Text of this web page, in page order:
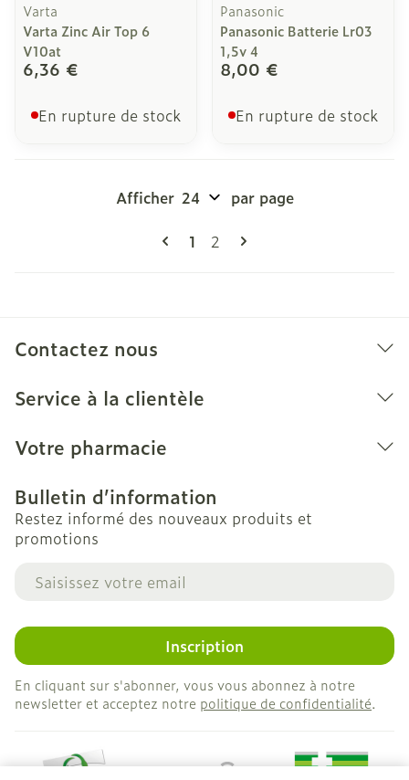
Varta
Varta Zinc Air Top 6
V10at
6,36 €
En rupture de stock
Panasonic
Panasonic Batterie Lr03
1,5v 4
8,00 €
En rupture de stock
Pages
Vous lisez actuellement la
1 Page
2
Afficher par page
Contactez nous
Service à la clientèle
Votre pharmacie
Bulletin d’information
Restez informé des nouveaux produits et
promotions
Adresse mail
Inscription
En cliquant sur s'abonner, vous vous abonnez à notre
newsletter et acceptez notre politique de confidentialité.